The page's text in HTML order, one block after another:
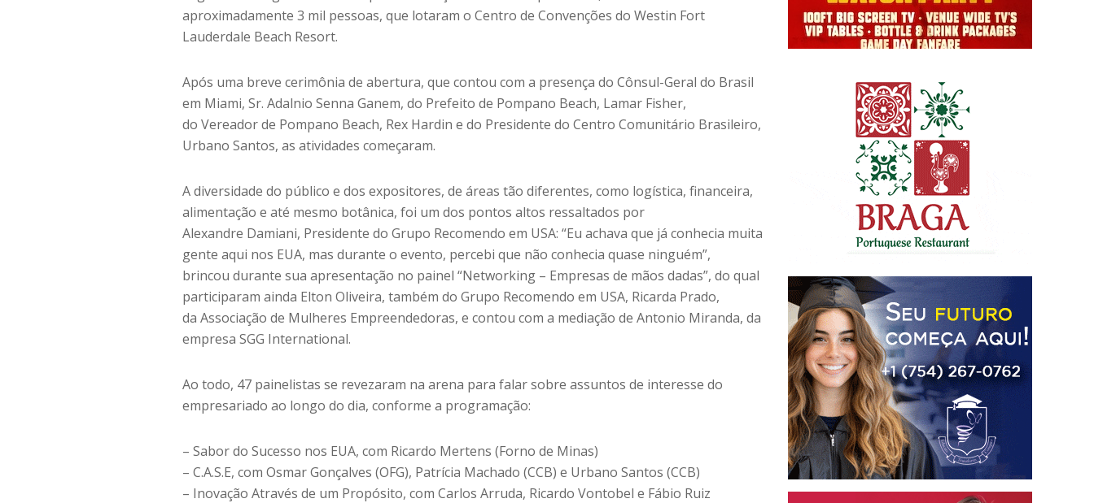
aproximadamente 3 mil pessoas, que lotaram o Centro de Convenções do Westin Fort
Lauderdale Beach Resort.
Após uma breve cerimônia de abertura, que contou com a presença do Cônsul-Geral do Brasil
em Miami, Sr. Adalnio Senna Ganem, do Prefeito de Pompano Beach, Lamar Fisher,
do Vereador de Pompano Beach, Rex Hardin e do Presidente do Centro Comunitário Brasileiro,
Urbano Santos, as atividades começaram.
A diversidade do público e dos expositores, de áreas tão diferentes, como logística, financeira,
alimentação e até mesmo botânica, foi um dos pontos altos ressaltados por
Alexandre Damiani, Presidente do Grupo Recomendo em USA: “Eu achava que já conhecia muita
gente aqui nos EUA, mas durante o evento, percebi que não conhecia quase ninguém”,
brincou durante sua apresentação no painel “Networking – Empresas de mãos dadas”, do qual
participaram ainda Elton Oliveira, também do Grupo Recomendo em USA, Ricarda Prado,
da Associação de Mulheres Empreendedoras, e contou com a mediação de Antonio Miranda, da
empresa SGG International.
Ao todo, 47 painelistas se revezaram na arena para falar sobre assuntos de interesse do
empresariado ao longo do dia, conforme a programação:
– Sabor do Sucesso nos EUA, com Ricardo Mertens (Forno de Minas)
– C.A.S.E, com Osmar Gonçalves (OFG), Patrícia Machado (CCB) e Urbano Santos (CCB)
– Inovação Através de um Propósito, com Carlos Arruda, Ricardo Vontobel e Fábio Ruiz